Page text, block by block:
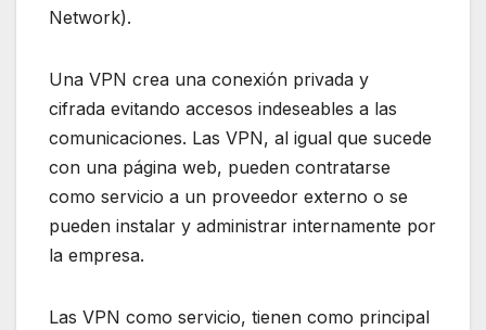
Network).
Una VPN crea una conexión privada y
cifrada evitando accesos indeseables a las
comunicaciones. Las VPN, al igual que sucede
con una página web, pueden contratarse
como servicio a un proveedor externo o se
pueden instalar y administrar internamente por
la empresa.
Las VPN como servicio, tienen como principal